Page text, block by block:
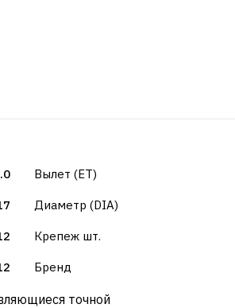
Вылет (ET)
Диаметр (DIA)
Крепеж шт.
Бренд
точной